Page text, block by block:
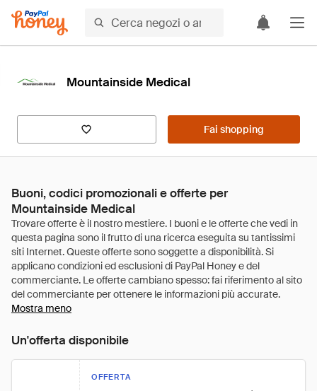
Mountainside Medical
Fai shopping
Buoni, codici promozionali e offerte per
Mountainside Medical
Mostra meno
Un'offerta disponibile
OFFERTA